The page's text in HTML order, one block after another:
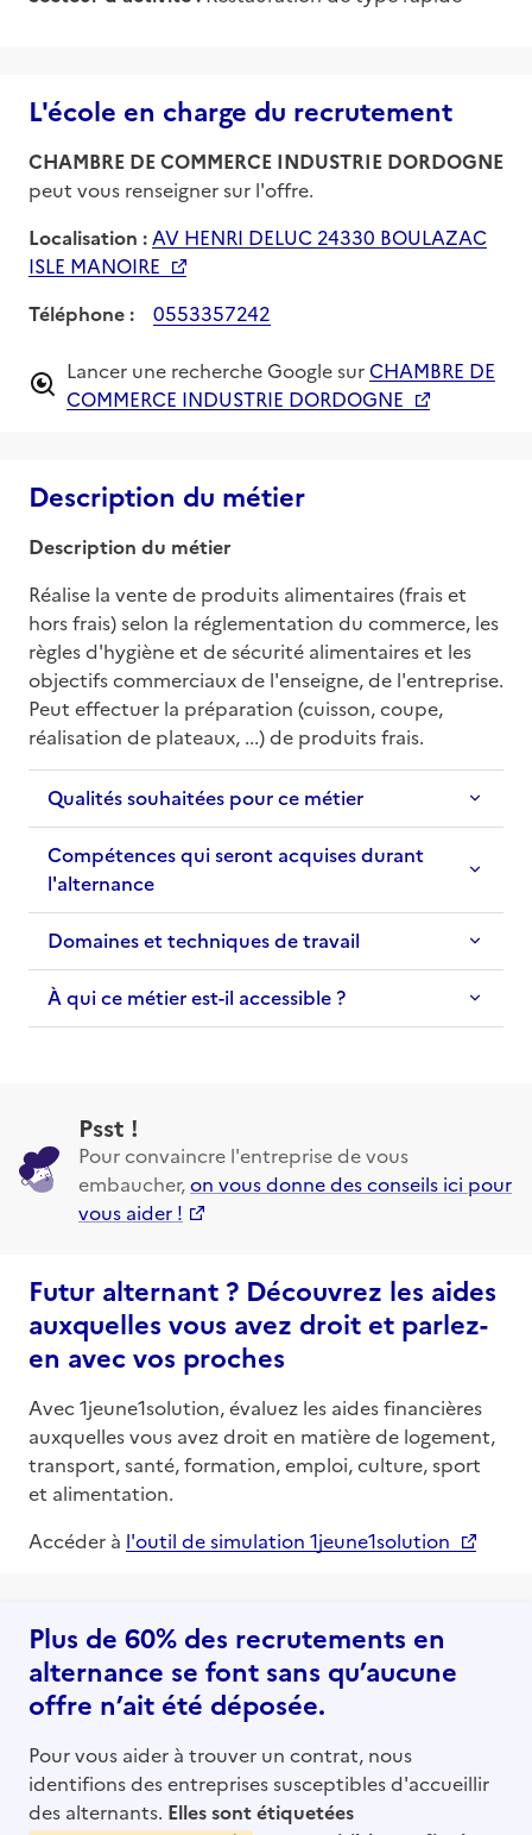
L'école en charge du recrutement
CHAMBRE DE COMMERCE INDUSTRIE DORDOGNE
peut vous renseigner sur l'offre.
Localisation : AV HENRI DELUC 24330 BOULAZAC
ISLE MANOIRE
Téléphone :
0553357242
Lancer une recherche Google surCHAMBRE DE
COMMERCE INDUSTRIE DORDOGNE
Description du métier
Description du métier
Réalise la vente de produits alimentaires (frais et
hors frais) selon la réglementation du commerce, les
règles d'hygiène et de sécurité alimentaires et les
objectifs commerciaux de l'enseigne, de l'entreprise.
Peut effectuer la préparation (cuisson, coupe,
réalisation de plateaux, ...) de produits frais.
Qualités souhaitées pour ce métier
Compétences qui seront acquises durant
l'alternance
Domaines et techniques de travail
À qui ce métier est-il accessible ?
Psst !
Pour convaincre l'entreprise de vous
embaucher,on vous donne des conseils ici pour
vous aider !
Futur alternant ? Découvrez les aides
auxquelles vous avez droit et parlez-
en avec vos proches
Avec 1jeune1solution, évaluez les aides financières
auxquelles vous avez droit en matière de logement,
transport, santé, formation, emploi, culture, sport
et alimentation.
Accéder à l'outil de simulation 1jeune1solution
Plus de 60% des recrutements en
alternance se font sans qu’aucune
offre n’ait été déposée.
Pour vous aider à trouver un contrat, nous
identifions des entreprises susceptibles d'accueillir
des alternants. Elles sont étiquetées